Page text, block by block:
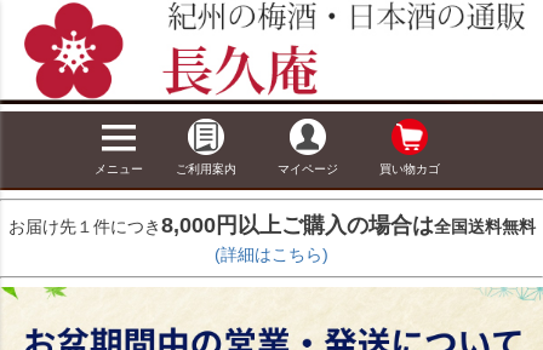
メニュー ご利用案内 マイページ 買い物カゴ
お届け先１件につき8,000円以上ご購入の場合は全国送料無料
(詳細はこちら)